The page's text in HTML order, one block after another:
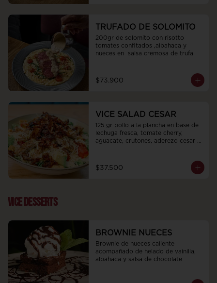
TRUFADO DE SOLOMITO
200gr de solomito con risotto
tomates confitados ,albahaca y
nueces en  salsa cremosa de trufa
$73.900
VICE SALAD CESAR
125 gr pollo a la plancha en base de
lechuga fresca, tomate cherry,
aguacate, crutones, aderezo cesar
$37.500
VICE DESSERTS
BROWNIE NUECES
Brownie de nueces caliente
acompañado de helado de vainilla,
albahaca y salsa de chocolate